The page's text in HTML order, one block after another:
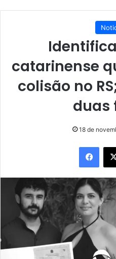
catarinense
colisão no
duas
18 de